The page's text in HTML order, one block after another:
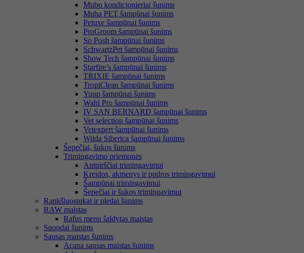
Mubo kondicionieriai šunims
Muha PET šampūnai šunims
Petuxe šampūnai šunims
ProGroom šampūnai šunims
So Posh šampūnai šunims
SchwartzPet šampūnai šunims
Show Tech šampūnai šunims
Starfire’s šampūnai šunims
TRIXIE šampūnai šunims
TropiClean šampūnai šunims
Yuup šampūnai šunims
Wahl Pro šampūnai šunims
IV SAN BERNARD šampūnai šunims
Vet selection šampūnai šunims
Vetexpert šampūnai šunims
Wilda Siberica šampūnai šunims
Šepečiai, šukos šunims
Trimingavimo priemonės
Antpirščiai trimingavimui
Kreidos, akmenys ir pudros trimingavimui
Šampūnai trimingavimui
Šepečiai ir šukos trimingavimui
Rankšluostukai ir pledai šunims
RAW maistas
Rafus menu šaldytas maistas
Snoodai šunims
Sausas maistas šunims
Acana sausas maistas šunims